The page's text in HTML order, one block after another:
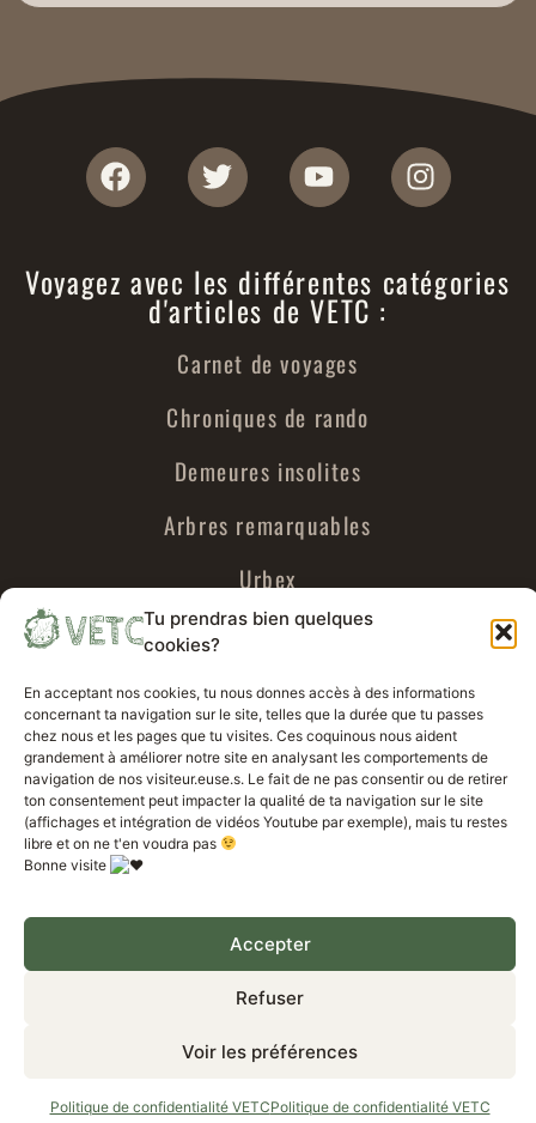
Tu prendras bien quelques
cookies?
En acceptant nos cookies, tu nous donnes accès à des informations
concernant ta navigation sur le site, telles que la durée que tu passes
chez nous et les pages que tu visites. Ces coquinous nous aident
grandement à améliorer notre site en analysant les comportements de
navigation de nos visiteur.euse.s. Le fait de ne pas consentir ou de retirer
ton consentement peut impacter la qualité de ta navigation sur le site
(affichages et intégration de vidéos Youtube par exemple), mais tu restes
libre et on ne t'en voudra pas
Bonne visite
Accepter
Refuser
Voir les préférences
Politique de confidentialité VETCPolitique de confidentialité VETC
Voyagez avec les différentes catégories
d'articles de VETC :
Carnet de voyages
Chroniques de rando
Demeures insolites
Arbres remarquables
Urbex
Voyages parallèles
A propos de VETC
Politique de confidentialité VETC
Mentions légales VETC
VETC Projet – tous droits réservés 2023